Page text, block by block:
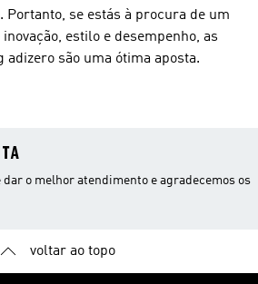
Portanto, se estás à procura de um
estilo e desempenho, as
são uma ótima aposta.
o melhor atendimento e agradecemos os
voltar ao topo